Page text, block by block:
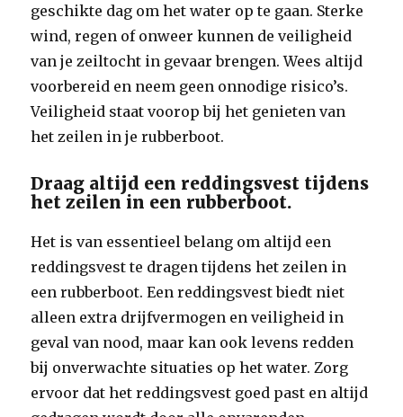
geschikte dag om het water op te gaan. Sterke
wind, regen of onweer kunnen de veiligheid
van je zeiltocht in gevaar brengen. Wees altijd
voorbereid en neem geen onnodige risico’s.
Veiligheid staat voorop bij het genieten van
het zeilen in je rubberboot.
Draag altijd een reddingsvest tijdens
het zeilen in een rubberboot.
Het is van essentieel belang om altijd een
reddingsvest te dragen tijdens het zeilen in
een rubberboot. Een reddingsvest biedt niet
alleen extra drijfvermogen en veiligheid in
geval van nood, maar kan ook levens redden
bij onverwachte situaties op het water. Zorg
ervoor dat het reddingsvest goed past en altijd